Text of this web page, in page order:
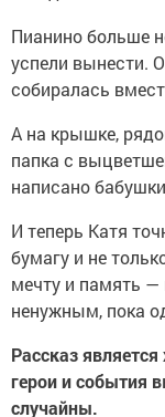
Пианино больше
успели вынести.
собиралась
А на крышке,
папка с
написано
И теперь Катя
бумагу и не
мечту и память —
ненужным, пока
Рассказ
герои и события
случайны.